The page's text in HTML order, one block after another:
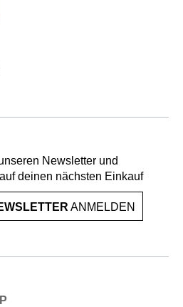
Newsletter und
deinen nächsten Einkauf
ANMELDEN